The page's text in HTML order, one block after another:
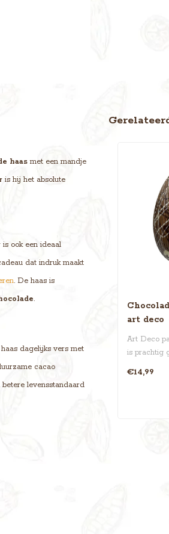
haas met een mandje
is hij het absolute
ook een ideaal
dat indruk maakt
. De haas is
.
dagelijks vers met
cacao
levensstandaard
art deco
Art Deco
is prachtig
€14,99